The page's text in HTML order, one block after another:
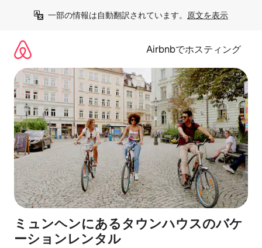
一部の情報は自動翻訳されています。 原文を表示
Airbnbでホスティング
ミュンヘンにあるタウンハウスのバケ
ーションレンタル